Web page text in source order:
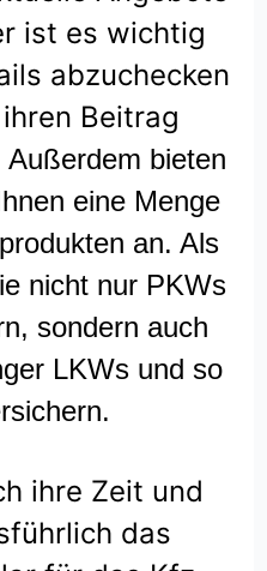
ist es wichtig
abzuchecken
Beitrag
Außerdem bieten
eine Menge
an. Als
nicht nur PKWs
sondern auch
LKWs und so
ihre Zeit und
das